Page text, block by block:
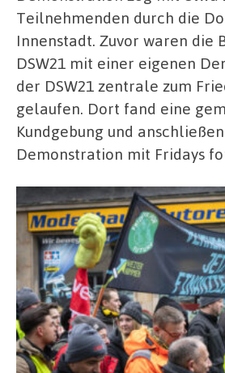
Teilnehmenden durch die
Innenstadt. Zuvor waren die
DSW21 mit einer eigenen
der DSW21 zentrale zum
gelaufen. Dort fand eine
Kundgebung und
Demonstration mit Fridays